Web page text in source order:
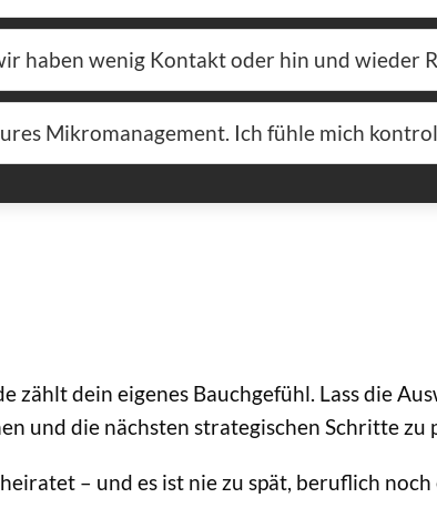
haben wenig Kontakt oder hin und wieder
Mikromanagement. Ich fühle mich
dein eigenes Bauchgefühl. Lass die
und die nächsten strategischen Schritte zu
– und es ist nie zu spät, beruflich noch